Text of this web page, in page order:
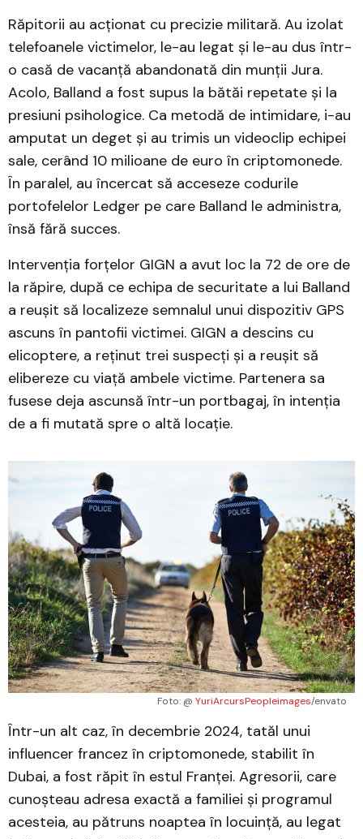
Răpitorii au acționat cu precizie militară. Au izolat
telefoanele victimelor, le-au legat și le-au dus într-
o casă de vacanță abandonată din munții Jura.
Acolo, Balland a fost supus la bătăi repetate și la
presiuni psihologice. Ca metodă de intimidare, i-au
amputat un deget și au trimis un videoclip echipei
sale, cerând 10 milioane de euro în criptomonede.
În paralel, au încercat să acceseze codurile
portofelelor Ledger pe care Balland le administra,
însă fără succes.
Intervenția forțelor GIGN a avut loc la 72 de ore de
la răpire, după ce echipa de securitate a lui Balland
a reușit să localizeze semnalul unui dispozitiv GPS
ascuns în pantofii victimei. GIGN a descins cu
elicoptere, a reținut trei suspecți și a reușit să
elibereze cu viață ambele victime. Partenera sa
fusese deja ascunsă într-un portbagaj, în intenția
de a fi mutată spre o altă locație.
Foto: @ YuriArcursPeopleimages/envato
Într-un alt caz, în decembrie 2024, tatăl unui
influencer francez în criptomonede, stabilit în
Dubai, a fost răpit în estul Franței. Agresorii, care
cunoșteau adresa exactă a familiei și programul
acesteia, au pătruns noaptea în locuință, au legat